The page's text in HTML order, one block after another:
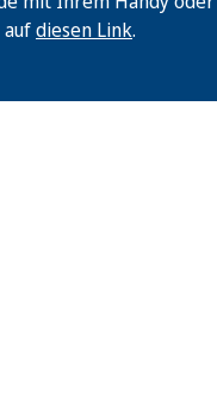
diesen Link.